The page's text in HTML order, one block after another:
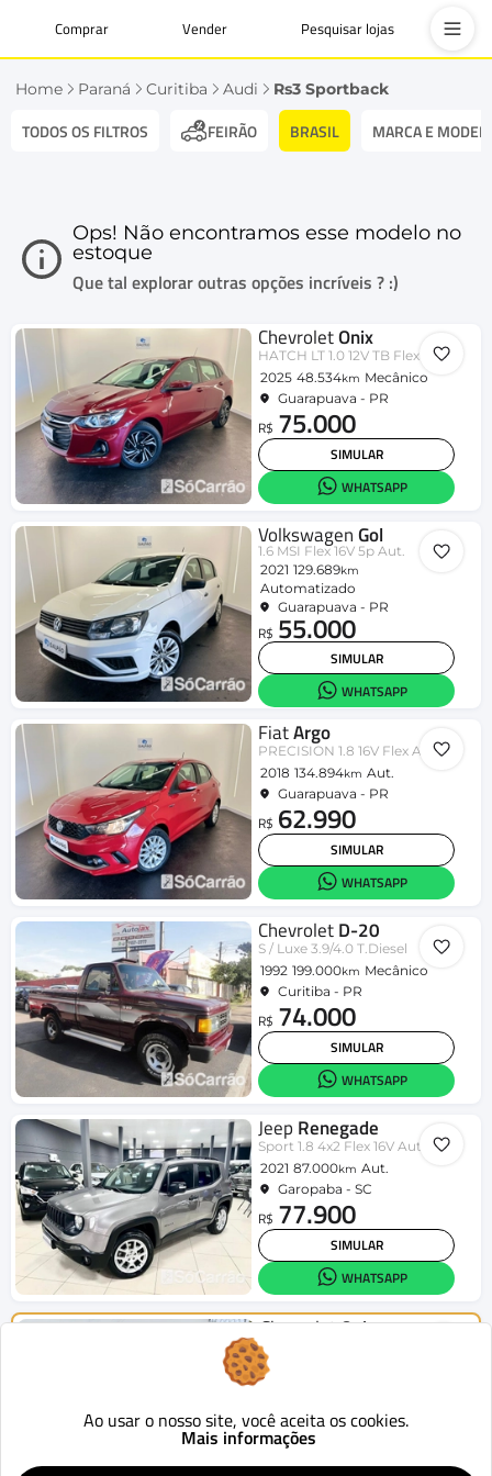
Comprar Vender Pesquisar lojas
Home Paraná Curitiba Audi Rs3 Sportback
TODOS OS FILTROS FEIRÃO BRASIL MARCA E
Ops! Não encontramos esse modelo no
estoque
Que tal explorar outras opções incríveis ? :)
ChevroletOnix
HATCH LT 1.0 12V TB Flex 5p Mec.
2025 48.534km Mecânico
Guarapuava - PR
R$ 75.000
SIMULAR
WHATSAPP
VolkswagenGol
1.6 MSI Flex 16V 5p Aut.
2021 129.689km
Automatizado
Guarapuava - PR
R$ 55.000
SIMULAR
WHATSAPP
FiatArgo
PRECISION 1.8 16V Flex Aut.
2018 134.894km Aut.
Guarapuava - PR
R$ 62.990
SIMULAR
WHATSAPP
ChevroletD-20
S / Luxe 3.9/4.0 T.Diesel
1992 199.000km Mecânico
Curitiba - PR
R$ 74.000
SIMULAR
WHATSAPP
Jeep Renegade
Sport 1.8 4x2 Flex 16V Aut.
2021 87.000km Aut.
Garopaba - SC
R$ 77.900
SIMULAR
WHATSAPP
ChevroletOnix
2015
R$ 46.900
Ao usar o nosso site, você aceita os cookies.
Mais informações